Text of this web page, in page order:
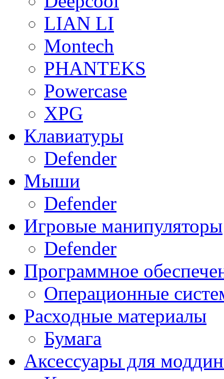
LIAN LI
Montech
PHANTEKS
Powercase
XPG
Клавиатуры
Defender
Мыши
Defender
Игровые манипуляторы
Defender
Программное
Операционные
Расходные материалы
Бумага
Аксессуары для